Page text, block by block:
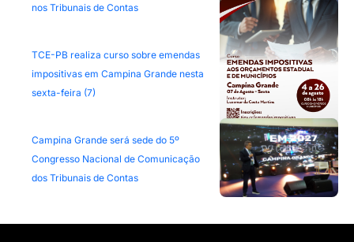
nos Tribunais de Contas
TCE-PB realiza curso sobre emendas
impositivas em Campina Grande nesta
sexta-feira (7)
Campina Grande será sede do 5º
Congresso Nacional de Comunicação
dos Tribunais de Contas